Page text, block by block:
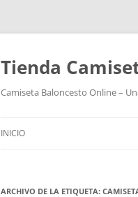
Tienda
Camiseta Baloncesto Online –
INICIO
ARCHIVO DE LA ETIQUETA: